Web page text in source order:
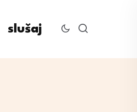
slušaj